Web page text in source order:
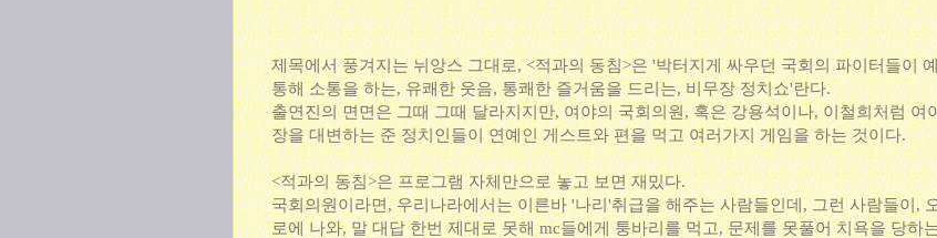
제목에서 풍겨지는 뉘앙스 그대로, <적과의 동침>은 '박터지게 싸우던 국회의 파이터들이
통해 소통을 하는, 유쾌한 웃음, 통쾌한 즐거움을 드리는, 비무장 정치쇼'란다.
출연진의 면면은 그때 그때 달라지지만, 여야의 국회의원, 혹은 강용석이나, 이철희처럼 여
장을 대변하는 준 정치인들이 연예인 게스트와 편을 먹고 여러가지 게임을 하는 것이다.
<적과의 동침>은 프로그램 자체만으로 놓고 보면 재밌다.
국회의원이라면, 우리나라에서는 이른바 '나리'취급을 해주는 사람들인데, 그런 사람들이,
로에 나와, 말 대답 한번 제대로 못해 mc들에게 퉁바리를 먹고, 문제를 못풀어 치욕을 당하